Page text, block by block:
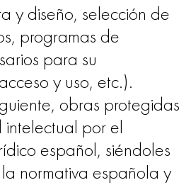
y diseño, selección de
programas de
para su
y uso, etc.).
obras protegidas
por el
español, siéndoles
normativa española y